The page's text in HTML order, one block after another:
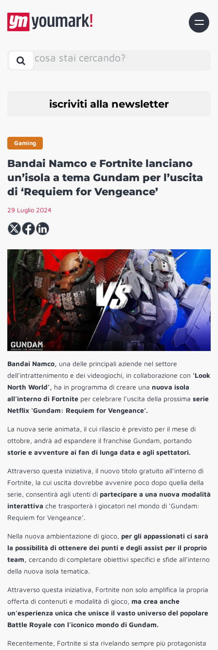
cosa stai cercando?
iscriviti alla newsletter
Gaming
Bandai Namco e Fortnite lanciano
un’isola a tema Gundam per l’uscita
di ‘Requiem for Vengeance’
29 Luglio 2024
Bandai Namco, una delle principali aziende nel settore
dell’intrattenimento e dei videogiochi, in collaborazione con ‘Look
North World’, ha in programma di creare una nuova isola
all’interno di Fortnite per celebrare l’uscita della prossima serie
Netflix ‘Gundam: Requiem for Vengeance’.
La nuova serie animata, il cui rilascio è previsto per il mese di
ottobre, andrà ad espandere il franchise Gundam, portando
storie e avventure ai fan di lunga data e agli spettatori.
Attraverso questa iniziativa, il nuovo titolo gratuito all’interno di
Fortnite, la cui uscita dovrebbe avvenire poco dopo quella della
serie, consentirà agli utenti di partecipare a una nuova modalità
interattiva che trasporterà i giocatori nel mondo di ‘Gundam:
Requiem for Vengeance’.
Nella nuova ambientazione di gioco, per gli appassionati ci sarà
la possibilità di ottenere dei punti e degli assist per il proprio
team, cercando di completare obiettivi specifici e sfide all’interno
della nuova isola tematica.
Attraverso questa iniziativa, Fortnite non solo amplifica la propria
offerta di contenuti e modalità di gioco, ma crea anche
un’esperienza unica che unisce il vasto universo del popolare
Battle Royale con l’iconico mondo di Gundam.
Recentemente, Fortnite si sta rivelando sempre più protagonista